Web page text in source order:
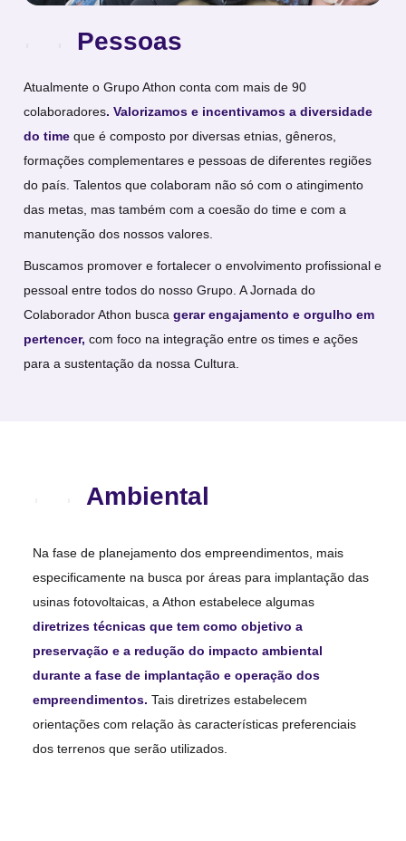
Pessoas
Atualmente o Grupo Athon conta com mais de 90
colaboradores. Valorizamos e incentivamos a diversidade
do time que é composto por diversas etnias, gêneros,
formações complementares e pessoas de diferentes regiões
do país. Talentos que colaboram não só com o atingimento
das metas, mas também com a coesão do time e com a
manutenção dos nossos valores.
Buscamos promover e fortalecer o envolvimento profissional e
pessoal entre todos do nosso Grupo. A Jornada do
Colaborador Athon busca gerar engajamento e orgulho em
pertencer, com foco na integração entre os times e ações
para a sustentação da nossa Cultura.
Ambiental
Na fase de planejamento dos empreendimentos, mais
especificamente na busca por áreas para implantação das
usinas fotovoltaicas, a Athon estabelece algumas
diretrizes técnicas que tem como objetivo a
preservação e a redução do impacto ambiental
durante a fase de implantação e operação dos
empreendimentos. Tais diretrizes estabelecem
orientações com relação às características preferenciais
dos terrenos que serão utilizados.